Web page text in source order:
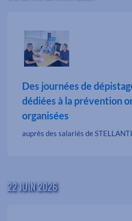
Des journées de
dédiées à la prévention
organisées
auprès des salariés de STELLANTIS
22 JUIN 2026